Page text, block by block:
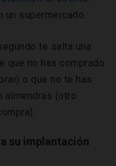
un supermercado.
te salta una
que no has comprado
o que no te has
almendras (otro
su implantación